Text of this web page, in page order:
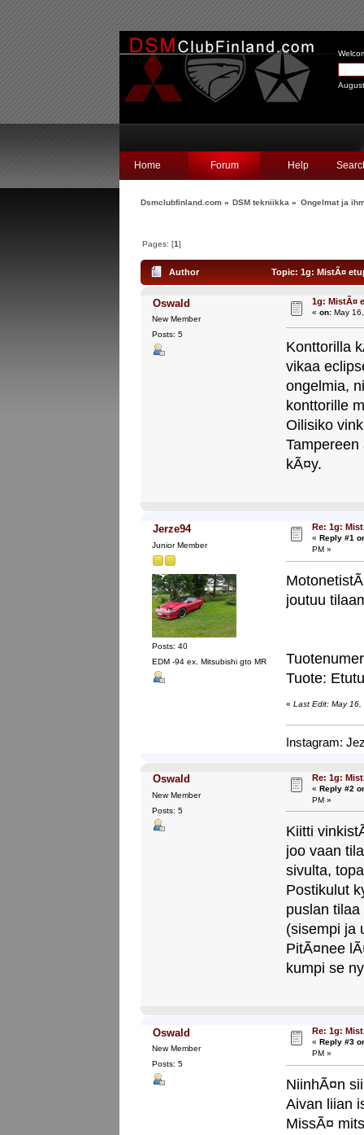
Home Forum Help
Dsmclubfinland.com» DSM tekniikka » Ongelmat ja
Pages: [1]
Author Topic: 1g: MistÃ¤
Oswald
New Member
Posts: 5
1g: MistÃ¤
« on:May 16,
Konttorilla
vikaa
ongelmia,
konttorille
Oilisiko
kÃ¤y.
Jerze94
Junior Member
Posts: 40
EDM -94 ex. Mitsubishi gto MR
Re: 1g:
« Reply #1
PM »
joutuu
Tuote:
«Last Edit: May
Instagram:
Oswald
New Member
Posts: 5
Re: 1g:
« Reply #2
PM »
Kiitti
joo vaan
sivulta,
Postikulut
puslan
(sisempi ja
PitÃ¤nee
kumpi se
Oswald
New Member
Posts: 5
Re: 1g:
« Reply #3
PM »
NiinhÃ¤n
Aivan liian
MissÃ¤